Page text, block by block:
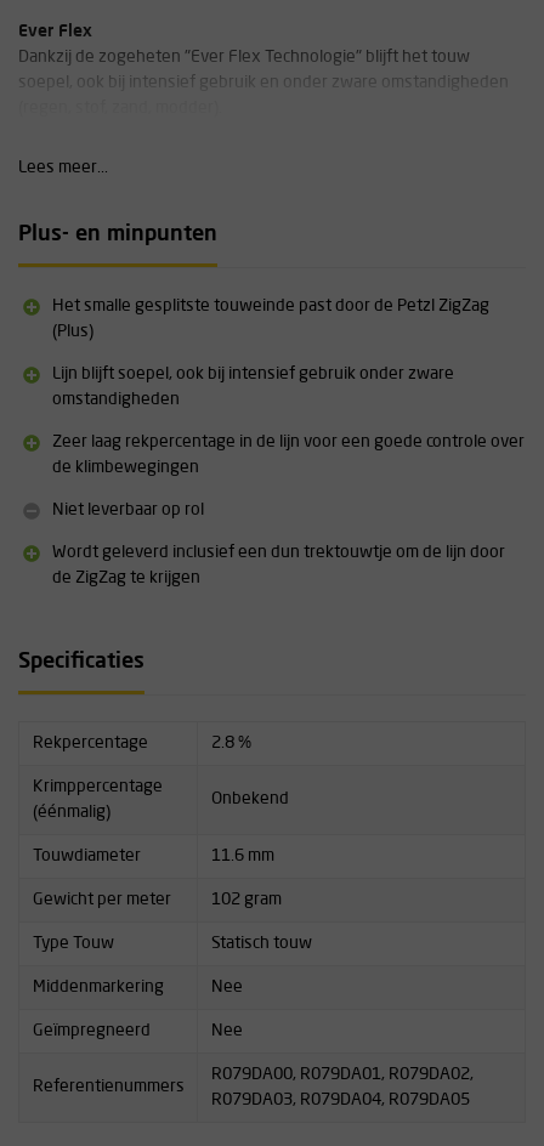
Ever Flex
Dankzij de zogeheten "Ever Flex Technologie" blijft het touw
soepel, ook bij intensief gebruik en onder zware omstandigheden
Verkrijgbaar in 2 kleuren en 3 standaard lengtes, standaard
voorzien van één gesplitst touweinde
Wordt geleverd inclusief dun trektouwtje om het touw door de
ZigZag / ZigZag Plus te trekken
Uitgebreide technische informatie over deze lijn vindt u terug
onderaan deze pagina onder "Media & Downloads"
Lees meer...
Plus- en minpunten
Het smalle gesplitste touweinde past door de Petzl ZigZag
(Plus)
Lijn blijft soepel, ook bij intensief gebruik onder zware
omstandigheden
Zeer laag rekpercentage in de lijn voor een goede controle over
de klimbewegingen
Niet leverbaar op rol
Wordt geleverd inclusief een dun trektouwtje om de lijn door
de ZigZag te krijgen
Specificaties
Rekpercentage 2.8 %
Krimppercentage
(éénmalig)
Onbekend
Touwdiameter 11.6 mm
Gewicht per meter 102 gram
Type Touw Statisch touw
Middenmarkering Nee
Geïmpregneerd Nee
Referentienummers
R079DA00, R079DA01, R079DA02,
R079DA03, R079DA04, R079DA05